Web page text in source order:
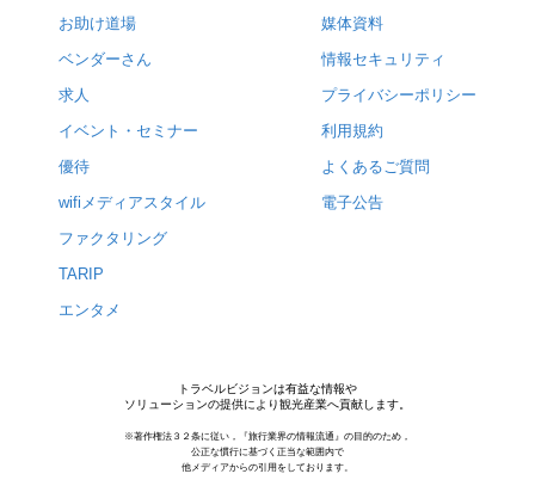
お助け道場
ベンダーさん
求人
イベント・セミナー
優待
wifiメディアスタイル
ファクタリング
TARIP
エンタメ
媒体資料
情報セキュリティ
プライバシーポリシー
利用規約
よくあるご質問
電子公告
トラベルビジョンは有益な情報や
ソリューションの提供により観光産業へ貢献します。
※著作権法３２条に従い，『旅行業界の情報流通』の目的のため，
公正な慣行に基づく正当な範囲内で
他メディアからの引用をしております。